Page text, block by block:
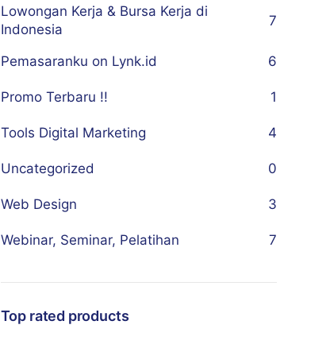
Lowongan Kerja & Bursa Kerja di
Indonesia
7
Pemasaranku on Lynk.id 6
Promo Terbaru !! 1
Tools Digital Marketing 4
Uncategorized 0
Web Design 3
Webinar, Seminar, Pelatihan 7
Top rated products